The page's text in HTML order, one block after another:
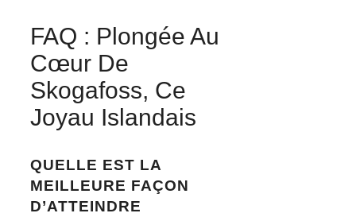
FAQ : Plongée Au
Cœur De
Skogafoss, Ce
Joyau Islandais
QUELLE EST LA
MEILLEURE FAÇON
D’ATTEINDRE